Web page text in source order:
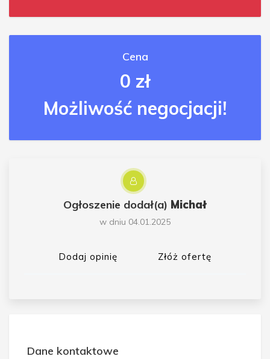
Cena
0 zł
Możliwość negocjacji!
Ogłoszenie dodał(a) Michał
w dniu 04.01.2025
Dodaj opinię Złóż ofertę
Dane kontaktowe